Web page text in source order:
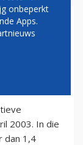
2003. In die
dan 1,4
onbeperkt
Apps.